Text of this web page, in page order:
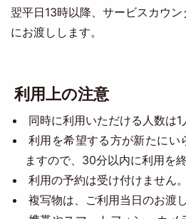
翌平日13時以降、サービスカウ
にお渡しします。
利用上の注意
同時に利用いただける人数は1
利用を希望する方が新たにい
ますので、30分以内に利用を
利用の予約は受け付けません。
複写物は、ご利用当日のお渡